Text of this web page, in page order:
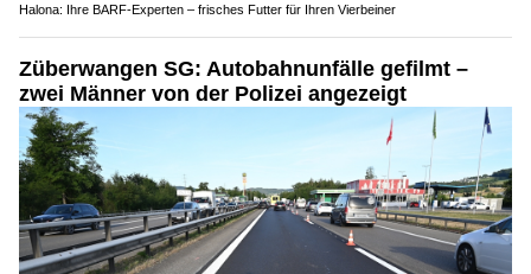
Halona: Ihre BARF-Experten – frisches Futter für Ihren Vierbeiner
Züberwangen SG: Autobahnunfälle gefilmt –
zwei Männer von der Polizei angezeigt